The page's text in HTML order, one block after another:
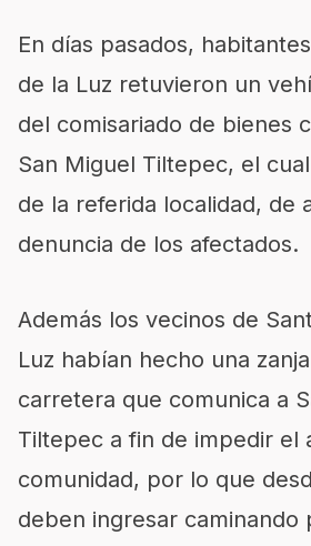
En días pasados,
de la Luz retuvieron un
del comisariado de bienes
San Miguel Tiltepec, el
de la referida localidad, de
denuncia de los afectados.
Además los vecinos de
Luz habían hecho una
carretera que comunica a
Tiltepec a fin de impedir el
comunidad, por lo que
deben ingresar caminando